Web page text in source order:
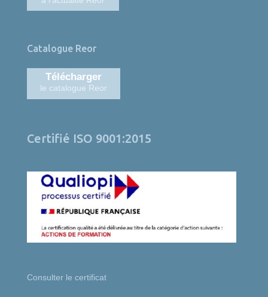
Catalogue Reor
Télécharger
le catalogue Reor
Certifié ISO 9001:2015
Consulter le certificat